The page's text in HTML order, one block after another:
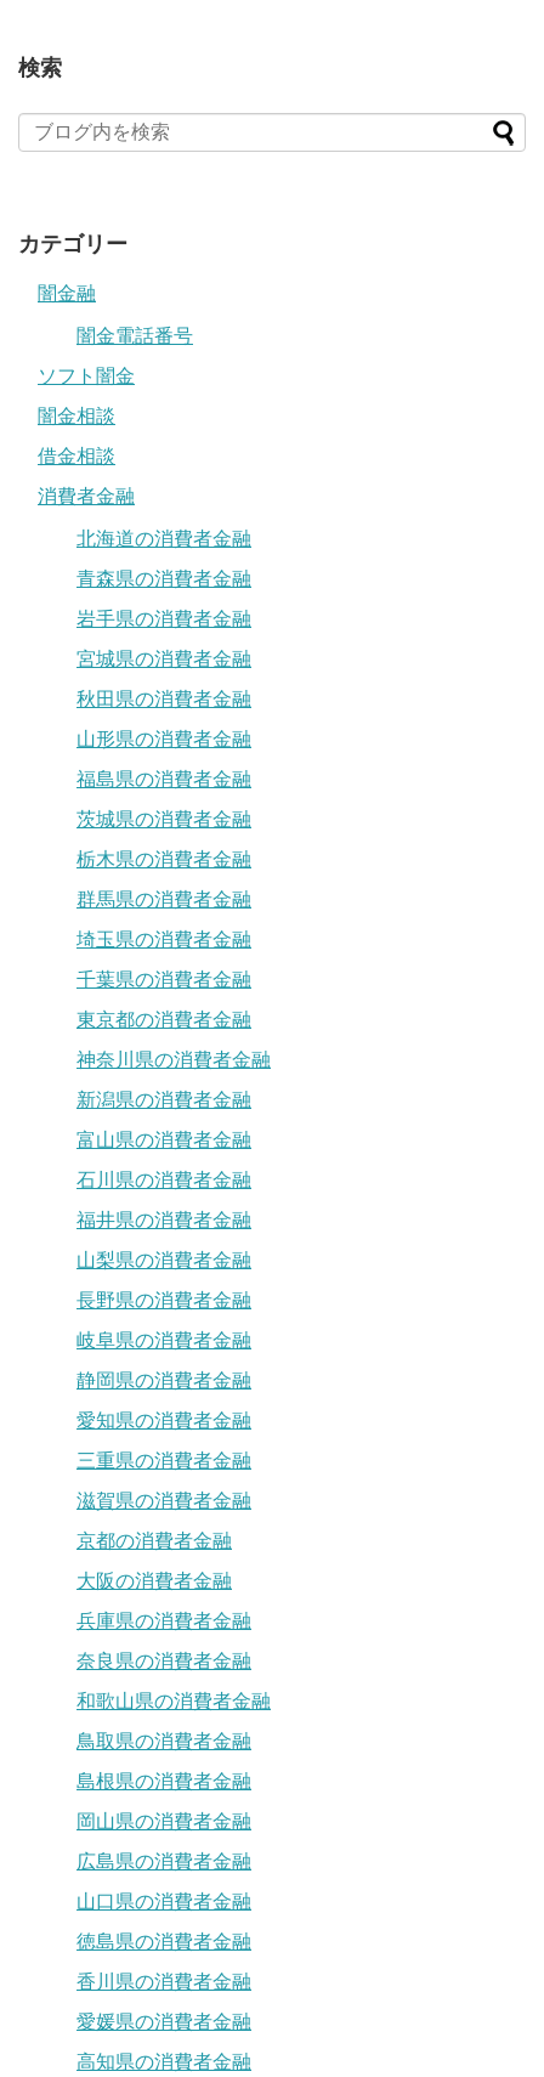
検索
カテゴリー
闇金融
闇金電話番号
ソフト闇金
闇金相談
借金相談
消費者金融
北海道の消費者金融
青森県の消費者金融
岩手県の消費者金融
宮城県の消費者金融
秋田県の消費者金融
山形県の消費者金融
福島県の消費者金融
茨城県の消費者金融
栃木県の消費者金融
群馬県の消費者金融
埼玉県の消費者金融
千葉県の消費者金融
東京都の消費者金融
神奈川県の消費者金融
新潟県の消費者金融
富山県の消費者金融
石川県の消費者金融
福井県の消費者金融
山梨県の消費者金融
長野県の消費者金融
岐阜県の消費者金融
静岡県の消費者金融
愛知県の消費者金融
三重県の消費者金融
滋賀県の消費者金融
京都の消費者金融
大阪の消費者金融
兵庫県の消費者金融
奈良県の消費者金融
和歌山県の消費者金融
鳥取県の消費者金融
島根県の消費者金融
岡山県の消費者金融
広島県の消費者金融
山口県の消費者金融
徳島県の消費者金融
香川県の消費者金融
愛媛県の消費者金融
高知県の消費者金融